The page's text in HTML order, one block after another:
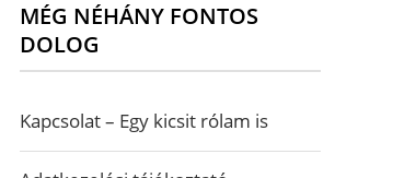
MÉG NÉHÁNY FONTOS
DOLOG
Kapcsolat – Egy kicsit rólam is